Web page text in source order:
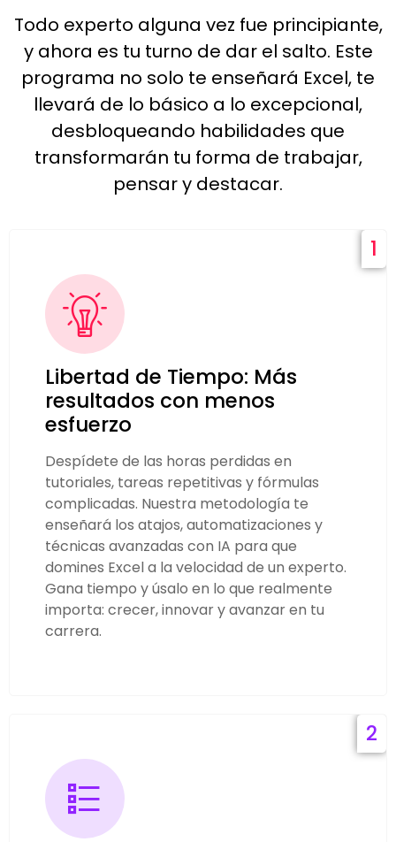
Todo experto alguna vez fue principiante,
y ahora es tu turno de dar el salto. Este
programa no solo te enseñará Excel, te
llevará de lo básico a lo excepcional,
desbloqueando habilidades que
transformarán tu forma de trabajar,
pensar y destacar.
Libertad de Tiempo: Más
resultados con menos
esfuerzo
Despídete de las horas perdidas en
tutoriales, tareas repetitivas y fórmulas
complicadas. Nuestra metodología te
enseñará los atajos, automatizaciones y
técnicas avanzadas con IA para que
domines Excel a la velocidad de un experto.
Gana tiempo y úsalo en lo que realmente
importa: crecer, innovar y avanzar en tu
carrera.
1
2